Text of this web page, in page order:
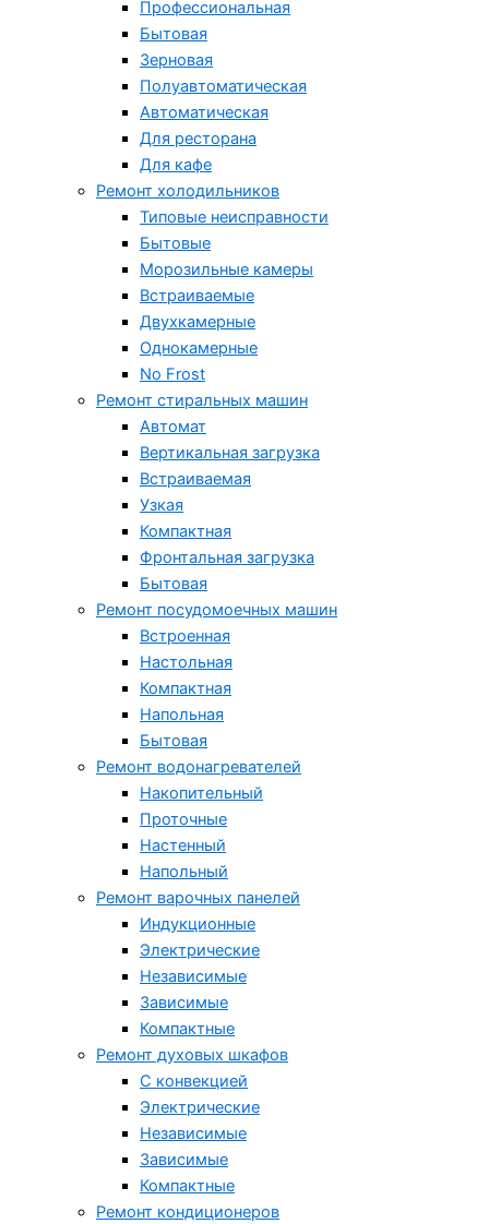
Профессиональная
Бытовая
Зерновая
Полуавтоматическая
Автоматическая
Для ресторана
Для кафе
Ремонт холодильников
Типовые неисправности
Бытовые
Морозильные камеры
Встраиваемые
Двухкамерные
Однокамерные
No Frost
Ремонт стиральных машин
Автомат
Вертикальная загрузка
Встраиваемая
Узкая
Компактная
Фронтальная загрузка
Бытовая
Ремонт посудомоечных машин
Встроенная
Настольная
Компактная
Напольная
Бытовая
Ремонт водонагревателей
Накопительный
Проточные
Настенный
Напольный
Ремонт варочных панелей
Индукционные
Электрические
Независимые
Зависимые
Компактные
Ремонт духовых шкафов
С конвекцией
Электрические
Независимые
Зависимые
Компактные
Ремонт кондиционеров